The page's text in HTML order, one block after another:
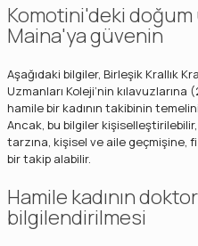
Komotini'deki doğum
Maina'ya güvenin
Aşağıdaki bilgiler, Birleşik Krallık
Uzmanları Koleji’nin
hamile bir kadının takibinin
Ancak, bu bilgiler
tarzına, kişisel ve aile geçmişine,
bir takip alabilir.
Hamile kadının
bilgilendirilmesi